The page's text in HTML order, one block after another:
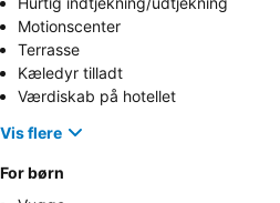
Motionscenter
Terrasse
Kæledyr tilladt
Værdiskab på hotellet
Vis flere
For børn